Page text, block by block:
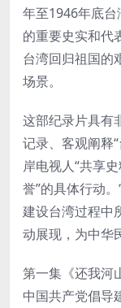
年至1946年底台
的重要史实和代
台湾回归祖国的
场景。
这部纪录片具有
记录、客观阐释
岸电视人“共享
誉”的具体行动
建设台湾过程中
动展现，为中华
第一集《还我河
中国共产党倡导